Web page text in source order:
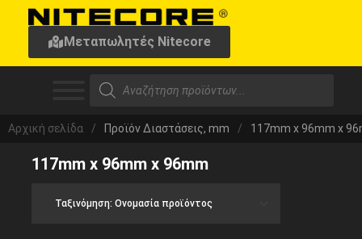
Μεταπωλητές Nitecore
Αρχική σελίδα / Προϊόν Διαστάσεις, mm / 117mm x 96mm x
117mm x 96mm x 96mm